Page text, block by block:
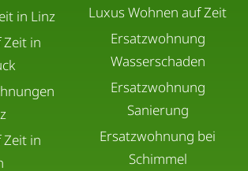
in Linz
Zeit in
Zeit in
Luxus Wohnen auf Zeit
Ersatzwohnung
Wasserschaden
Ersatzwohnung
Sanierung
Ersatzwohnung bei
Schimmel